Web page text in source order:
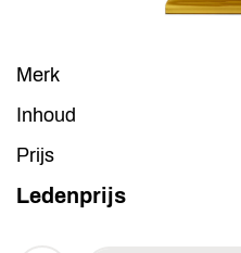
Merk
Inhoud
Prijs
Ledenprijs